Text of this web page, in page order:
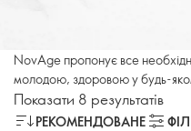
NovAge пропонує все
молодою, здоровою у будь-
Показати 8 результатів
РЕКОМЕНДОВАНЕ